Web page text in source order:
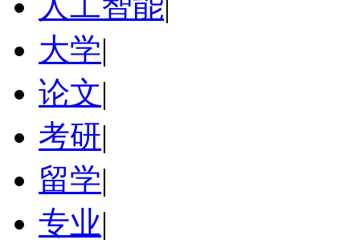
大学|
论文|
考研|
留学|
专业|